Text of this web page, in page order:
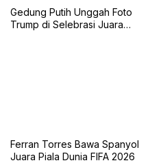
Gedung Putih Unggah Foto
Trump di Selebrasi Juara
Ferran Torres Bawa Spanyol
Juara Piala Dunia FIFA 2026